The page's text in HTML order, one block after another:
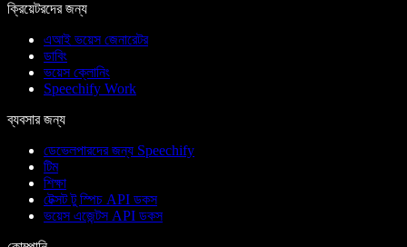
ক্রিয়েটরদের জন্য
এআই ভয়েস জেনারেটর
ডাবিং
ভয়েস ক্লোনিং
Speechify Work
ব্যবসার জন্য
ডেভেলপারদের জন্য Speechify
টিম
শিক্ষা
টেক্সট টু স্পিচ API ডকস
ভয়েস এজেন্টস API ডকস